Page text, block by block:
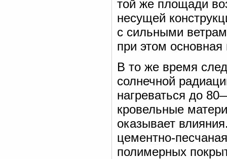
той же площади
несущей
с сильными
при этом основная
В то же время
солнечной
нагреваться до
кровельные
оказывает
цементно-
полимерных